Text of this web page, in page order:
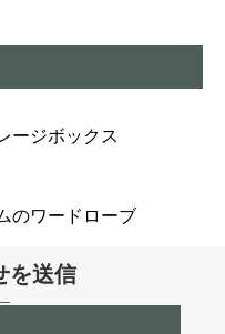
ージボックス
のワードローブ
を送信